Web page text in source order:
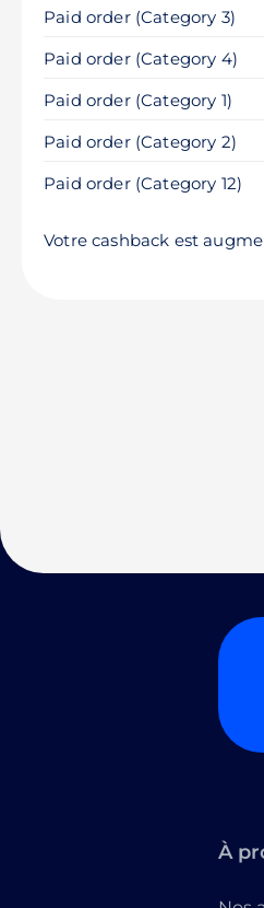
Paid order (Category 3)
Paid order (Category 4)
Paid order (Category 1)
Paid order (Category 2)
Paid order (Category 12)
Votre cashback est
À